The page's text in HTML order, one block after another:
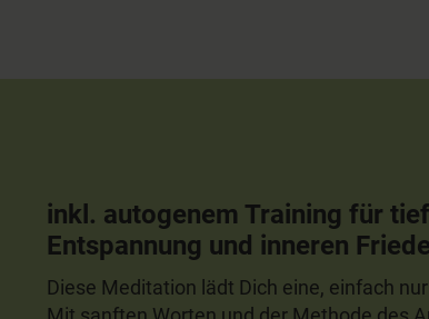
inkl. autogenem Training für
Entspannung und inneren
Diese Meditation lädt Dich eine, einfach